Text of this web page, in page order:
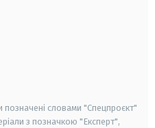
позначені словами "Спецпроєкт"
з позначкою "Експерт",